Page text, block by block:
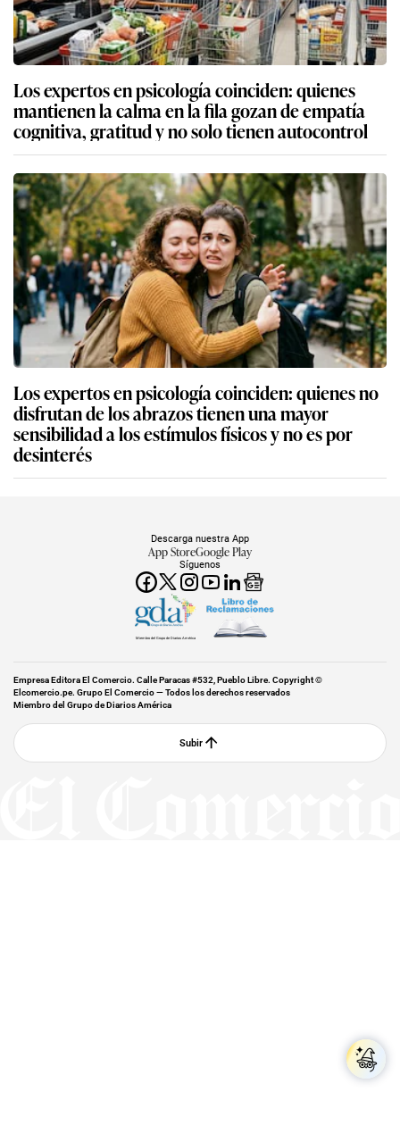
Los expertos en psicología coinciden: quienes
mantienen la calma en la fila gozan de empatía
cognitiva, gratitud y no solo tienen autocontrol
Los expertos en psicología coinciden: quienes no
disfrutan de los abrazos tienen una mayor
sensibilidad a los estímulos físicos y no es por
desinterés
Síguenos
Descarga nuestra App
App StoreGoogle Play
Miembro del Grupo de Diarios América
Empresa Editora El Comercio. Calle Paracas #532, Pueblo Libre. Copyright ©
Elcomercio.pe. Grupo El Comercio — Todos los derechos reservados
Miembro del Grupo de Diarios América
Subir